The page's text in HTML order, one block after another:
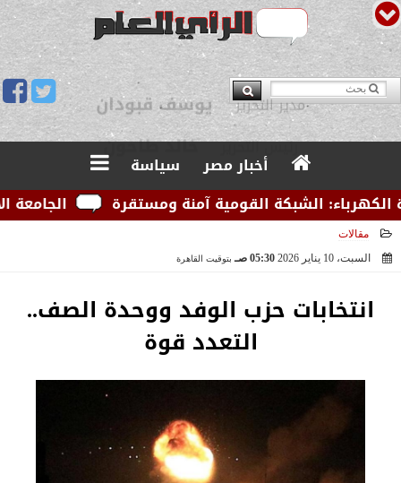
مدير التحرير يوسف قبودان
أخبار مصر
سياسة
الجامعة
الشبكة القومية آمنة ومستقرة
مقالات
السبت، 10 يناير 2026
05:30 صـ بتوقيت القاهرة
انتخابات حزب الوفد ووحدة الصف..
التعدد قوة